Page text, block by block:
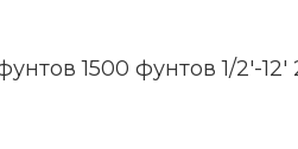
1500 фунтов 1/2'-